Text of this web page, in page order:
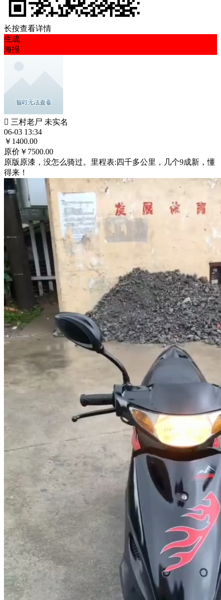
长按查看详情
生成
海报
 三村老尸 未实名
06-03 13:34
￥ 1400.00
原价￥7500.00
原版原漆，没怎么骑过。里程表:四千多公里，几个9成新，懂
得来！